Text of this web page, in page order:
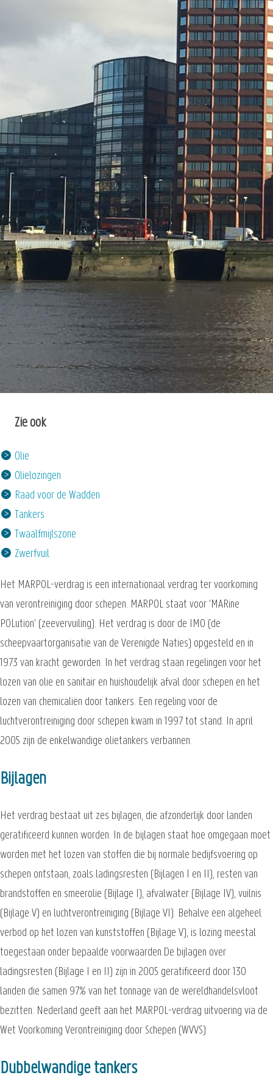
Zie ook
Olie
Olielozingen
Raad voor de Wadden
Tankers
Twaalfmijlszone
Zwerfvuil
Het MARPOL-verdrag is een internationaal verdrag ter voorkoming
van verontreiniging door schepen. MARPOL staat voor 'MARine
POLution' (zeevervuiling). Het verdrag is door de IMO (de
scheepvaartorganisatie van de Verenigde Naties) opgesteld en in
1973 van kracht geworden. In het verdrag staan regelingen voor het
lozen van olie en sanitair en huishoudelijk afval door schepen en het
lozen van chemicaliën door tankers. Een regeling voor de
luchtverontreiniging door schepen kwam in 1997 tot stand. In april
2005 zijn de enkelwandige olietankers verbannen.
Bijlagen
Het verdrag bestaat uit zes bijlagen, die afzonderlijk door landen
geratificeerd kunnen worden. In de bijlagen staat hoe omgegaan moet
worden met het lozen van stoffen die bij normale bedijfsvoering op
schepen ontstaan, zoals ladingsresten (Bijlagen I en II), resten van
brandstoffen en smeerolie (Bijlage I), afvalwater (Bijlage IV), vuilnis
(Bijlage V) en luchtverontreiniging (Bijlage VI). Behalve een algeheel
verbod op het lozen van kunststoffen (Bijlage V), is lozing meestal
toegestaan onder bepaalde voorwaarden.De bijlagen over
ladingsresten (Bijlage I en II) zijn in 2005 geratificeerd door 130
landen die samen 97% van het tonnage van de wereldhandelsvloot
bezitten. Nederland geeft aan het MARPOL-verdrag uitvoering via de
Wet Voorkoming Verontreiniging door Schepen (WVVS)
Dubbelwandige tankers